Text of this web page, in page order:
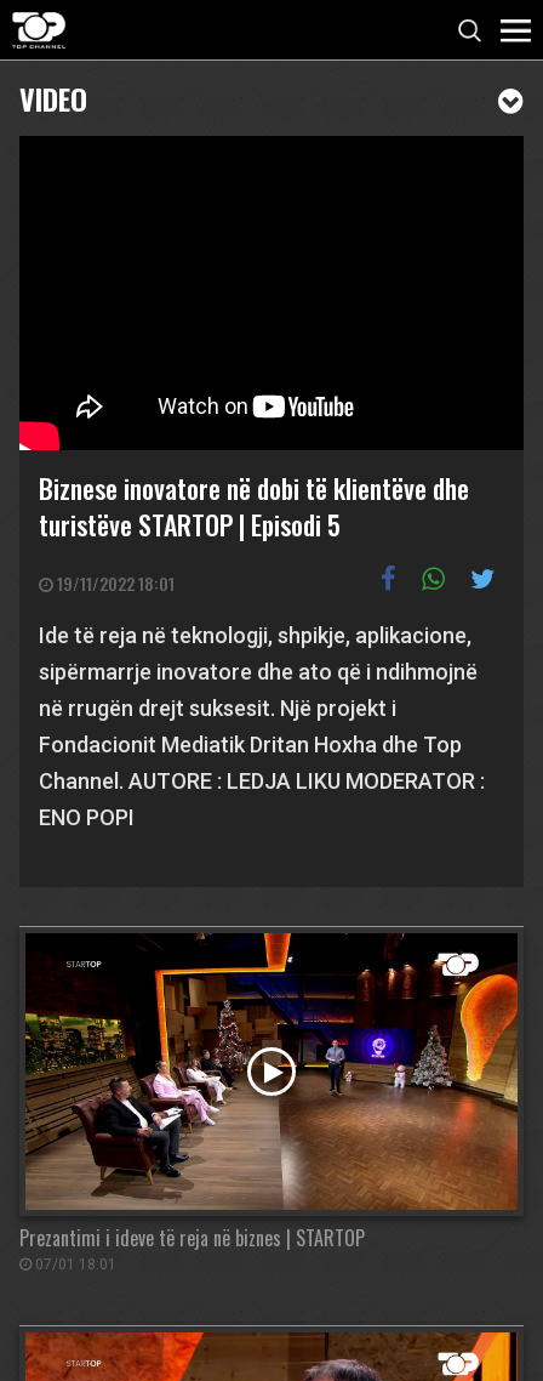
VIDEO
Biznese inovatore në dobi të klientëve dhe
turistëve STARTOP | Episodi 5
19/11/2022 18:01
Ide të reja në teknologji, shpikje, aplikacione,
sipërmarrje inovatore dhe ato që i ndihmojnë
në rrugën drejt suksesit. Një projekt i
Fondacionit Mediatik Dritan Hoxha dhe Top
Channel. AUTORE : LEDJA LIKU MODERATOR :
ENO POPI
Prezantimi i ideve të reja në biznes | STARTOP
07/01 18:01